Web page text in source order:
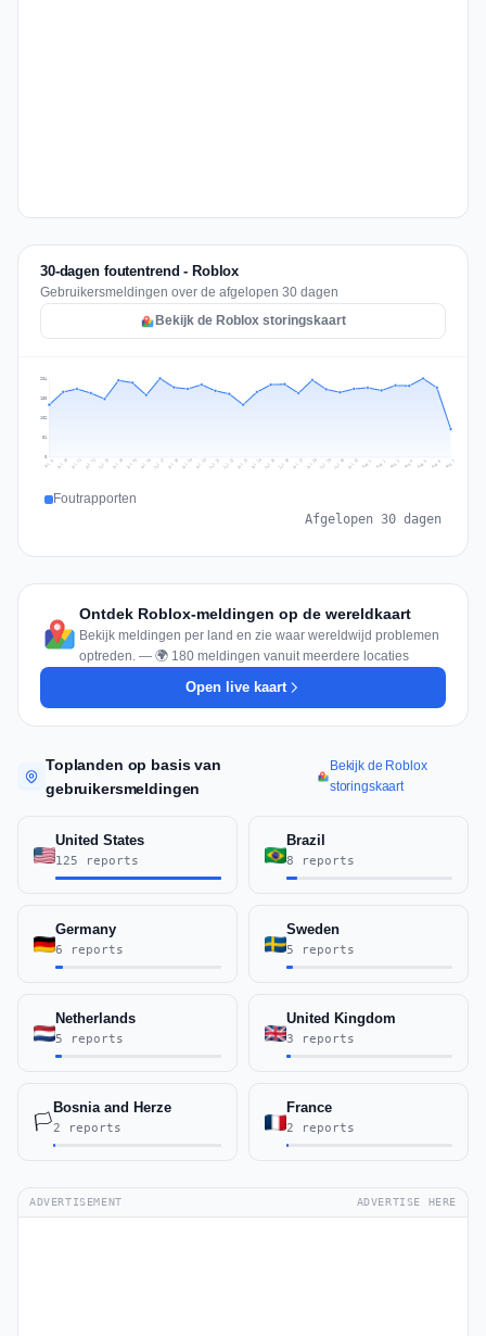
30-dagen foutentrend - Roblox
Gebruikersmeldingen over de afgelopen 30 dagen
Bekijk de Roblox storingskaart
51
102
153
204
Jul 9 Jul 10 Jul 11 Jul 12 Jul 13 Jul 14 Jul 15 Jul 16 Jul 17 Jul 18 Jul 19 Jul 20 Jul 21 Jul 22 Jul 23 Jul 24 Jul 25 Jul 26 Jul 27 Jul 28 Jul 29 Jul 30 Jul 31 Aug 1 Aug 2 Aug 3 Aug 4 Aug 5 Aug 6 Aug 7
Foutrapporten
Afgelopen 30 dagen
Ontdek Roblox-meldingen op de wereldkaart
Bekijk meldingen per land en zie waar wereldwijd problemen
optreden. — 🌍 180 meldingen vanuit meerdere locaties
Open live kaart
Toplanden op basis van
gebruikersmeldingen
Bekijk de Roblox
storingskaart
United States
125 reports
Brazil
8 reports
Germany
6 reports
Sweden
5 reports
Netherlands
5 reports
United Kingdom
3 reports
🏳️
Bosnia and Herze
2 reports
France
2 reports
ADVERTISEMENT ADVERTISE HERE